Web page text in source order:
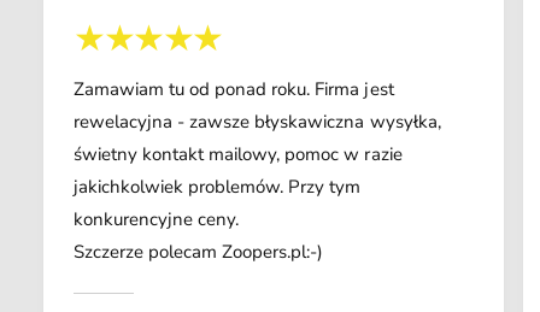
Zamawiam tu od ponad roku. Firma jest
rewelacyjna - zawsze błyskawiczna wysyłka,
świetny kontakt mailowy, pomoc w razie
jakichkolwiek problemów. Przy tym
konkurencyjne ceny.
Szczerze polecam Zoopers.pl:-)